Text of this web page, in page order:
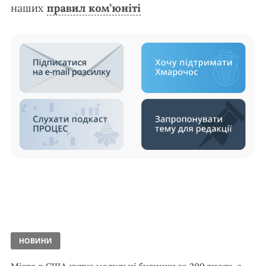
наших правил ком’юніті
НОВИНИ